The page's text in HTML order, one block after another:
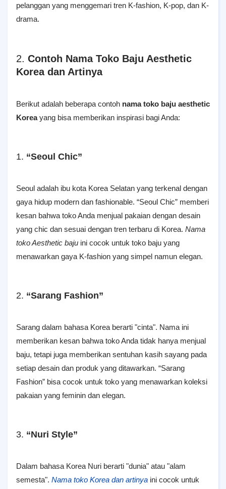
pelanggan yang menggemari tren K-fashion, K-pop, dan K-
drama.
2. Contoh Nama Toko Baju Aesthetic
Korea dan Artinya
Berikut adalah beberapa contoh nama toko baju aesthetic
Koreayang bisa memberikan inspirasi bagi Anda:
1. “Seoul Chic”
Seoul adalah ibu kota Korea Selatan yang terkenal dengan
gaya hidup modern dan fashionable. “Seoul Chic” memberi
kesan bahwa toko Anda menjual pakaian dengan desain
yang chic dan sesuai dengan tren terbaru di Korea. Nama
toko Aesthetic baju ini cocok untuk toko baju yang
menawarkan gaya K-fashion yang simpel namun elegan.
2. “Sarang Fashion”
Sarang dalam bahasa Korea berarti "cinta". Nama ini
memberikan kesan bahwa toko Anda tidak hanya menjual
baju, tetapi juga memberikan sentuhan kasih sayang pada
setiap desain dan produk yang ditawarkan. “Sarang
Fashion” bisa cocok untuk toko yang menawarkan koleksi
pakaian yang feminin dan elegan.
3. “Nuri Style”
Dalam bahasa Korea Nuri berarti "dunia" atau "alam
semesta". Nama toko Korea dan artinya ini cocok untuk